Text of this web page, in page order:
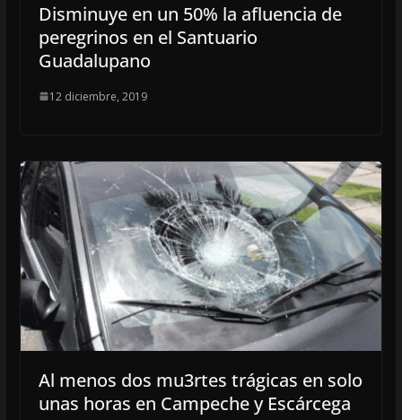
Disminuye en un 50% la afluencia de
peregrinos en el Santuario
Guadalupano
12 diciembre, 2019
Al menos dos mu3rtes trágicas en solo
unas horas en Campeche y Escárcega